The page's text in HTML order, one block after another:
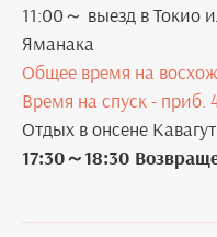
11:00～ выезд в Токио
Яманака
Общее время на
Время на спуск - приб.
Отдых в онсене
17:30～18:30